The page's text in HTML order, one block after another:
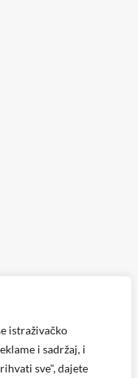
istraživačko
i sadržaj, i
sve", dajete